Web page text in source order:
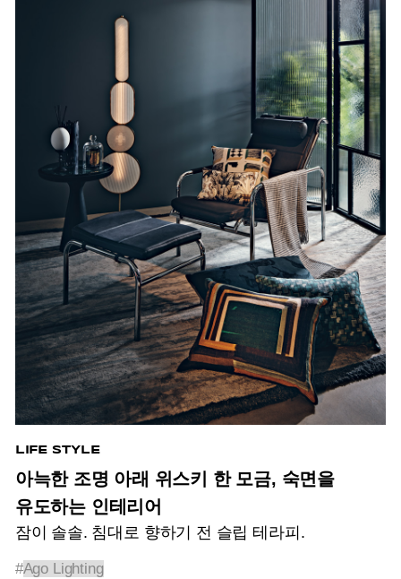
LIFE STYLE
아늑한 조명 아래 위스키 한 모금, 숙면을
유도하는 인테리어
잠이 솔솔. 침대로 향하기 전 슬립 테라피.
#Ago Lighting